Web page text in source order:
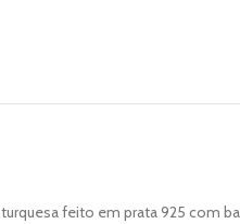
feito em prata 925 com